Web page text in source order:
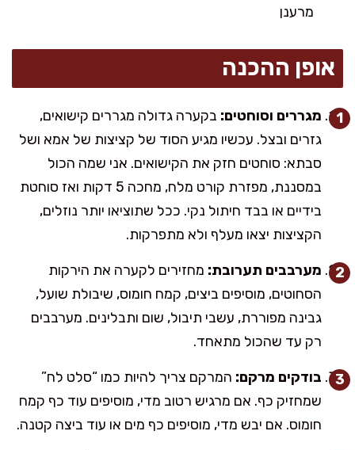
מרענן
אופן ההכנה
מגררים וסוחטים: בקערה גדולה מגררים קישואים,
גזרים ובצל. עכשיו מגיע הסוד של קציצות של אמא ושל
סבתא: סוחטים חזק את הקישואים. אני שמה הכול
במסננת, מפזרת קורט מלח, מחכה 5 דקות ואז סוחטת
בידיים או בבד חיתול נקי. ככל שתוציאו יותר נוזלים,
הקציצות יצאו מעלף ולא מתפרקות.
מערבבים תערובת: מחזירים לקערה את הירקות
הסחוטים, מוסיפים ביצים, קמח חומוס, שיבולת שועל,
גבינה מפוררת, עשבי תיבול, שום ותבלינים. מערבבים
רק עד שהכול מתאחד.
בודקים מרקם: המרקם צריך להיות כמו “סלט לח”
שמחזיק כף. אם מרגיש רטוב מדי, מוסיפים עוד כף קמח
חומוס. אם יבש מדי, מוסיפים כף מים או עוד ביצה קטנה.